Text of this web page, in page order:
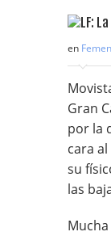
en
Gran
por la
cara
su
las